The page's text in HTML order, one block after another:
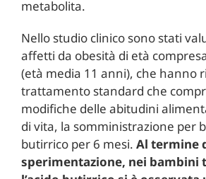
metabolita.
Nello studio clinico sono stati
affetti da obesità di età
(età media 11 anni), che hanno
trattamento standard che
modifiche delle abitudini
di vita, la somministrazione per
butirrico per 6 mesi. Al termine
sperimentazione, nei bambini